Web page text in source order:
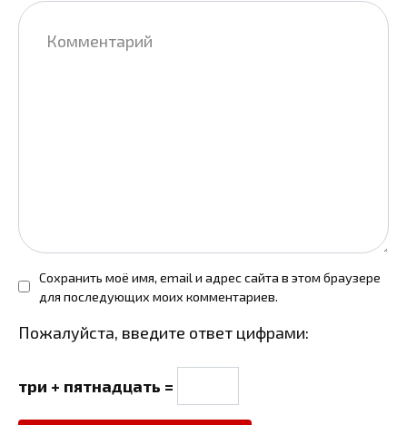
Комментарий
Сохранить моё имя, email и адрес сайта в этом браузере
для последующих моих комментариев.
Пожалуйста, введите ответ цифрами:
три + пятнадцать =